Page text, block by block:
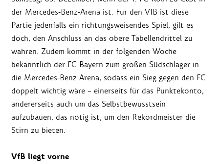
der Mercedes-Benz-Arena ist. Für den VfB ist diese
Partie jedenfalls ein richtungsweisendes Spiel, gilt es
doch, den Anschluss an das obere Tabellendrittel zu
wahren. Zudem kommt in der folgenden Woche
bekanntlich der FC Bayern zum großen Südschlager in
die Mercedes-Benz Arena, sodass ein Sieg gegen den FC
doppelt wichtig wäre – einerseits für das Punktekonto,
andererseits auch um das Selbstbewusstsein
aufzubauen, das nötig ist, um den Rekordmeister die
Stirn zu bieten.
VfB liegt vorne